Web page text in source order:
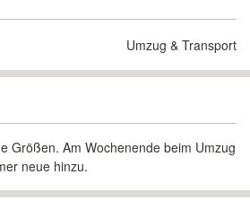
Umzug & Transport
Größen. Am Wochenende beim Umzug
neue hinzu.